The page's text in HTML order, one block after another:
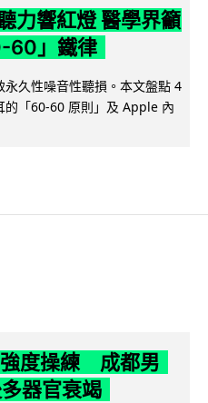
力響紅燈 醫學界籲
60」鐵律
久性噪音性聽損。本文盤點 4
的「60-60 原則」及 Apple 內
度操練 成都男
器官衰竭